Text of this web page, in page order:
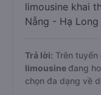
limousine khai
Nẵng - Hạ
Trả lời: Trên
limousine đang
chọn đa dạng về